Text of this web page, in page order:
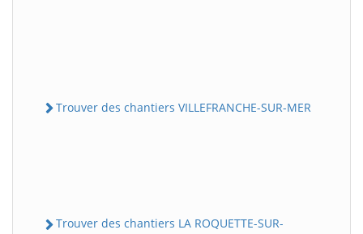
Trouver des chantiers VILLEFRANCHE-SUR-MER
Trouver des chantiers LA ROQUETTE-SUR-